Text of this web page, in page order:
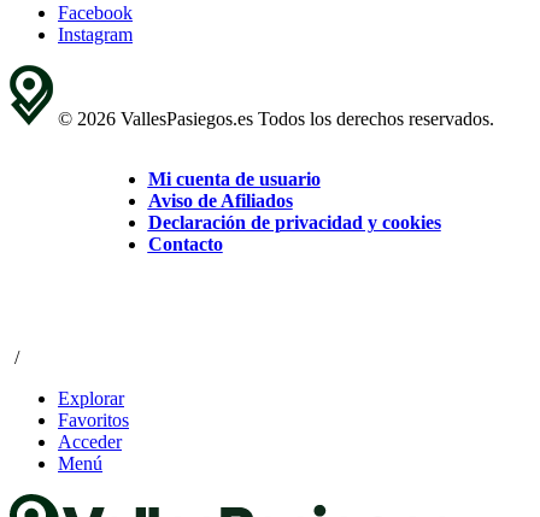
Facebook
Instagram
© 2026 VallesPasiegos.es Todos los derechos reservados.
Mi cuenta de usuario
Aviso de Afiliados
Declaración de privacidad y cookies
Contacto
/
Explorar
Favoritos
Acceder
Menú